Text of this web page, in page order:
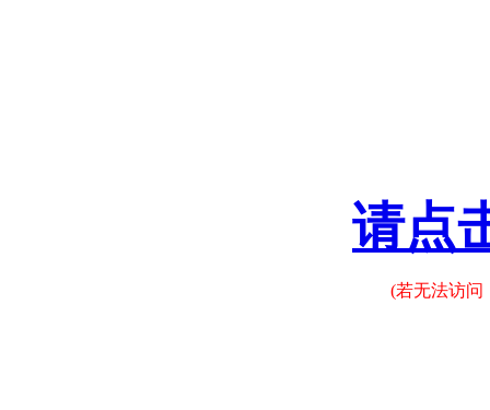
请点
(若无法访问